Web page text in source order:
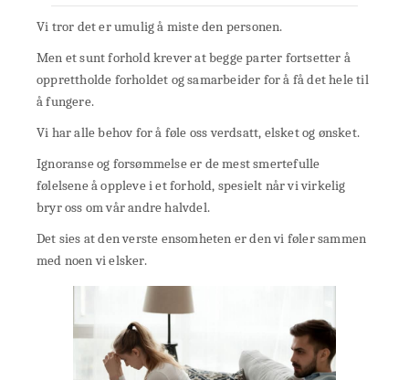
Vi tror det er umulig å miste den personen.
Men et sunt forhold krever at begge parter fortsetter å
opprettholde forholdet og samarbeider for å få det hele til
å fungere.
Vi har alle behov for å føle oss verdsatt, elsket og ønsket.
Ignoranse og forsømmelse er de mest smertefulle
følelsene å oppleve i et forhold, spesielt når vi virkelig
bryr oss om vår andre halvdel.
Det sies at den verste ensomheten er den vi føler sammen
med noen vi elsker.